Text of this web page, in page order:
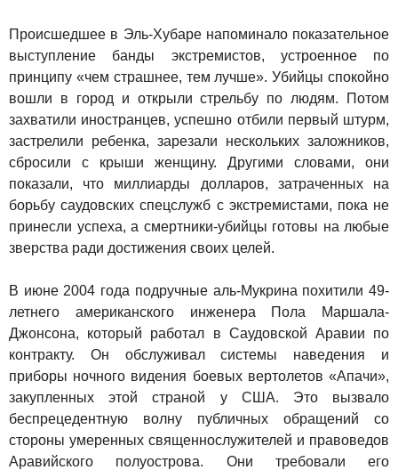
Происшедшее в Эль-Хубаре напоминало показательное
выступление банды экстремистов, устроенное по
принципу «чем страшнее, тем лучше». Убийцы спокойно
вошли в город и открыли стрельбу по людям. Потом
захватили иностранцев, успешно отбили первый штурм,
застрелили ребенка, зарезали нескольких заложников,
сбросили с крыши женщину. Другими словами, они
показали, что миллиарды долларов, затраченных на
борьбу саудовских спецслужб с экстремистами, пока не
принесли успеха, а смертники-убийцы готовы на любые
зверства ради достижения своих целей.
В июне 2004 года подручные аль-Мукрина похитили 49-
летнего американского инженера Пола Маршала-
Джонсона, который работал в Саудовской Аравии по
контракту. Он обслуживал системы наведения и
приборы ночного видения боевых вертолетов «Апачи»,
закупленных этой страной у США. Это вызвало
беспрецедентную волну публичных обращений со
стороны умеренных священнослужителей и правоведов
Аравийского полуострова. Они требовали его